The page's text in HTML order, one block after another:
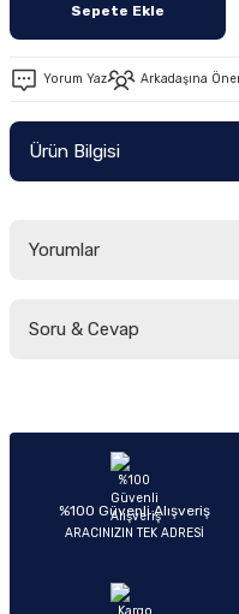
Sepete Ekle
Yorum Yaz Arkadaşına
Ürün Bilgisi
Yorumlar
Soru & Cevap
Ürün hakkında
%100 Güvenli Alışveriş
ARACINIZIN TEK ADRESİ